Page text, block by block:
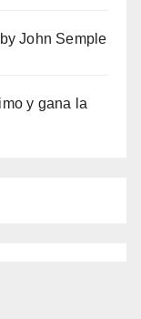
John Semple
y gana la